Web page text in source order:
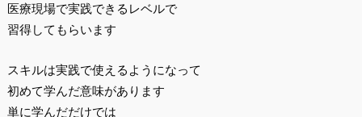
医療現場で実践できるレベルで
習得してもらいます
スキルは実践で使えるようになって
初めて学んだ意味があります
単に学んだだけでは